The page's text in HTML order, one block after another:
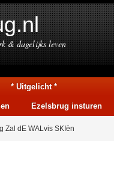
& dagelijks leven
* Uitgelicht *
Ezelsbrug insturen
Zal dE WALvis SKIën